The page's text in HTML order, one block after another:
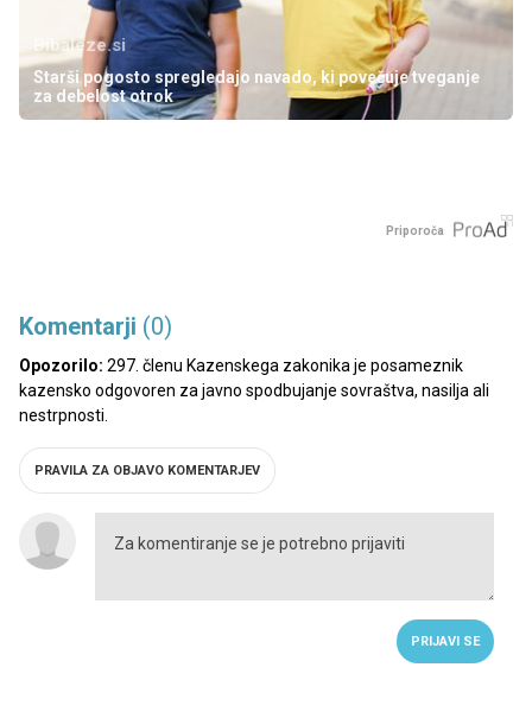
Bibaleze.si
Starši pogosto spregledajo navado, ki povečuje tveganje
za debelost otrok
Priporoča
Komentarji (0)
Opozorilo: 297. členu Kazenskega zakonika je posameznik
kazensko odgovoren za javno spodbujanje sovraštva, nasilja ali
nestrpnosti.
PRAVILA ZA OBJAVO KOMENTARJEV
PRIJAVI SE